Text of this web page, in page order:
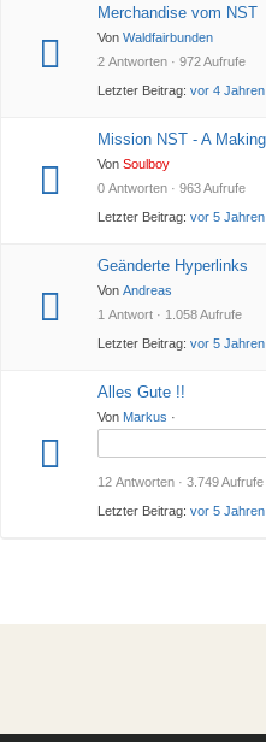
Merchandise vom NST
Von Waldfairbunden
2 Antworten · 972 Aufrufe
Letzter Beitrag: vor 4 Jahren
Mission NST - A
Von Soulboy
0 Antworten · 963 Aufrufe
Letzter Beitrag: vor 5 Jahren
Geänderte Hyperlinks
Von Andreas
1 Antwort · 1.058 Aufrufe
Letzter Beitrag: vor 5 Jahren
Alles Gute !!
Von Markus ·
12 Antworten · 3.749 Aufrufe
Letzter Beitrag: vor 5 Jahren